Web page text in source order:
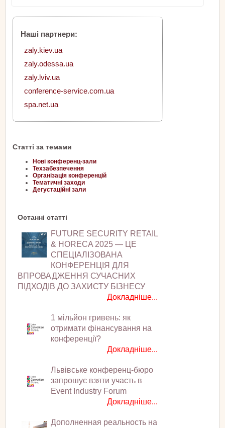
Наші партнери:
zaly.kiev.ua
zaly.odessa.ua
zaly.lviv.ua
conference-service.com.ua
spa.net.ua
Статті за темами
Нові конференц-зали
Техзабезпечення
Організація конференцій
Тематичні заходи
Дегустаційні зали
Останні статті
FUTURE SECURITY RETAIL
& HORECA 2025 — ЦЕ
СПЕЦІАЛІЗОВАНА
КОНФЕРЕНЦІЯ ДЛЯ
ВПРОВАДЖЕННЯ СУЧАСНИХ
ПІДХОДІВ ДО ЗАХИСТУ БІЗНЕСУ
Докладніше...
1 мільйон гривень: як
отримати фінансування на
конференції?
Докладніше...
Львівське конференц-бюро
запрошує взяти участь в
Event Industry Forum
Докладніше...
Дополненная реальность на